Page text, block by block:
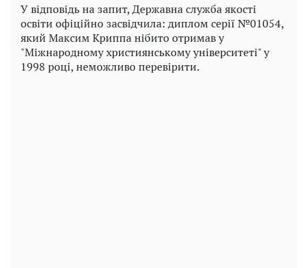
У відповідь на запит, Державна служба якості
освіти офіційно засвідчила: диплом серії №01054,
який Максим Криппа нібито отримав у
"Міжнародному християнському університеті" у
1998 році, неможливо перевірити.